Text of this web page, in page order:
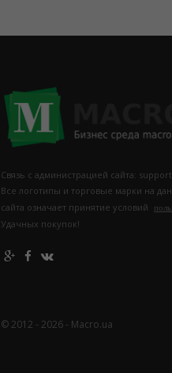
Связь с администрацией сайта:
Все логотипы и торговые марки на
сайта означает принятие условий
Удачных покупок!
© 2012 - 2026 - Macro.ua